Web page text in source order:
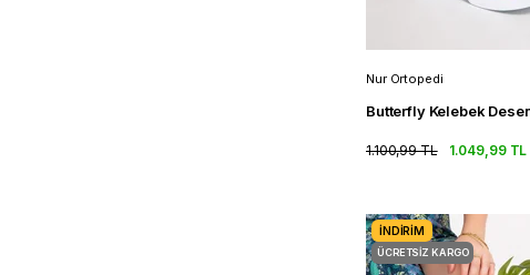
Nur Ortopedi
1.049,99 TL
1.100,99 TL
İNDIRIM
ÜCRETSIZ KARGO